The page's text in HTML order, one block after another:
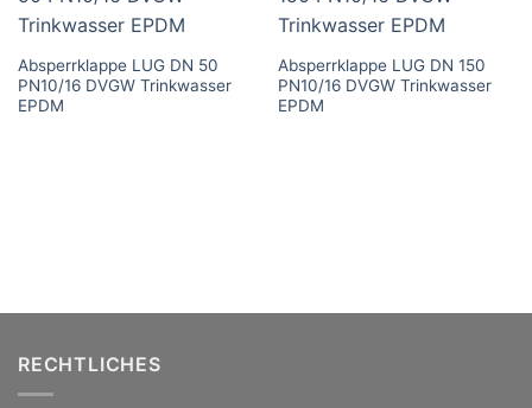
Absperrklappe LUG DN 50
PN10/16 DVGW Trinkwasser
EPDM
Absperrklappe LUG DN 150
PN10/16 DVGW Trinkwasser
EPDM
RECHTLICHES